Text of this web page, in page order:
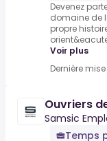
Devenez
domaine de
propre
Voir plus
Dernière
Ouvriers
Samsic
Temps